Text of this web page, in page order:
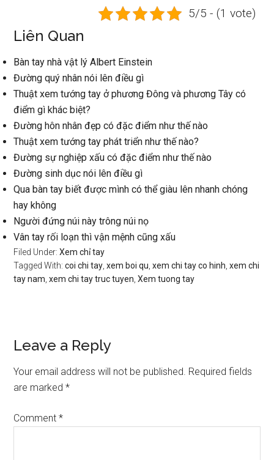
5/5 - (1 vote)
Liên Quan
Bàn tay nhà vật lý Albert Einstein
Đường quý nhân nói lên điều gì
Thuật xem tướng tay ở phương Đông và phương Tây có
điểm gì khác biệt?
Đường hôn nhân đẹp có đặc điểm như thế nào
Thuật xem tướng tay phát triển như thế nào?
Đường sự nghiệp xấu có đặc điểm như thế nào
Đường sinh dục nói lên điều gì
Qua bàn tay biết được mình có thể giàu lên nhanh chóng
hay không
Người đứng núi này trông núi nọ
Vân tay rối loạn thì vận mệnh cũng xấu
Filed Under:Xem chỉ tay
Tagged With:coi chi tay ,xem boi qu ,xem chi tay co hinh ,xem chi
tay nam ,xem chi tay truc tuyen ,Xem tuong tay
Reader
Interactions
Leave a Reply
Your email address will not be published. Required fields
are marked*
Comment*